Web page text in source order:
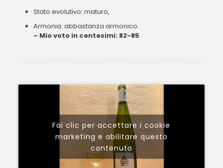
Stato evolutivo: maturo,
Armonia: abbastanza armonico.
– Mio voto in centesimi: 82-85
Fai clic per accettare i cookie
marketing e abilitare questo
contenuto